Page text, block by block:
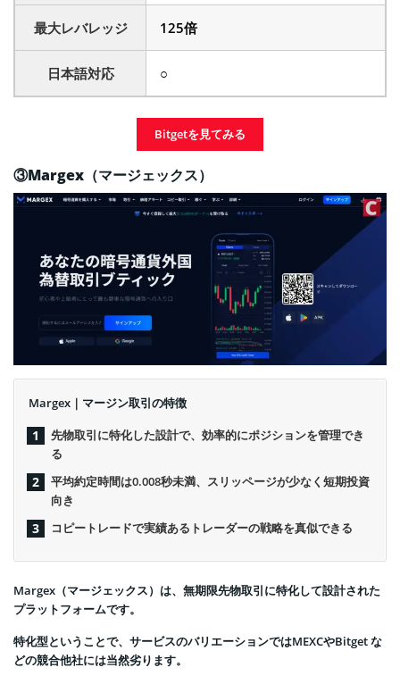
最大レバレッジ 125倍
日本語対応 ○
Bitgetを見てみる
③Margex（マージェックス）
Margex｜マージン取引の特徴
先物取引に特化した設計で、効率的にポジションを管理でき
る
平均約定時間は0.008秒未満、スリッページが少なく短期投資
向き
コピートレードで実績あるトレーダーの戦略を真似できる
Margex（マージェックス）は、無期限先物取引に特化して設計された
プラットフォームです。
特化型ということで、サービスのバリエーションではMEXCやBitget な
どの競合他社には当然劣ります。